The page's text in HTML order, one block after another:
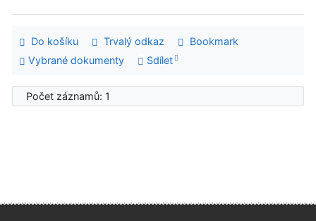
Do košíku Trvalý odkaz
Bookmark
Vybrané dokumenty
Sdílet
Počet záznamů: 1